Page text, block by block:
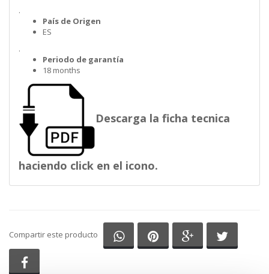
.
País de Origen
ES
.
Periodo de garantía
18 months
Descarga la ficha tecnica
haciendo click en el icono.
Compartir este producto Compartir en Whatsapp
Compartir en Pinterest
Compartir en